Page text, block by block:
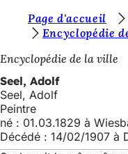
Accéder au contenu
u
s
ê
t
Page d'accueil
Encyclopédie
Encyclopédie de la ville
Seel, Adolf
Seel, Adolf
Peintre
né : 01.03.1829 à
Décédé : 14/02/1907 à